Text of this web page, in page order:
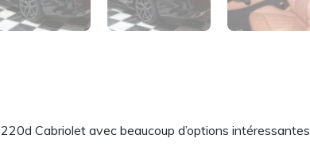
Cabriolet avec beaucoup d’options intéressantes